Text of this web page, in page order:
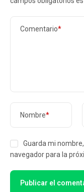
Comentario*
Nombre*
Guarda mi
navegador para la